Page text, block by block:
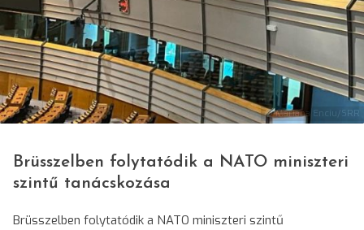
© Mariana Enciu/SRR
Brüsszelben folytatódik a NATO miniszteri
szintű tanácskozása
Brüsszelben folytatódik a NATO miniszteri szintű